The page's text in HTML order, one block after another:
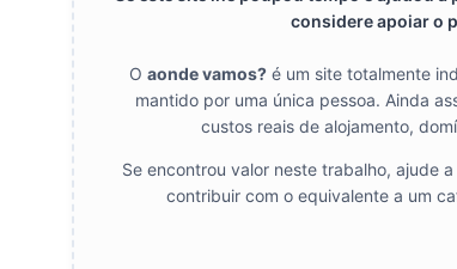
considere apoiar o
O aonde vamos? é um site totalmente
mantido por uma única pessoa. Ainda
custos reais de alojamento,
Se encontrou valor neste trabalho, ajude
contribuir com o equivalente a um